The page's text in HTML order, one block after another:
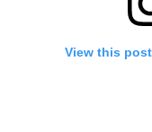
View this